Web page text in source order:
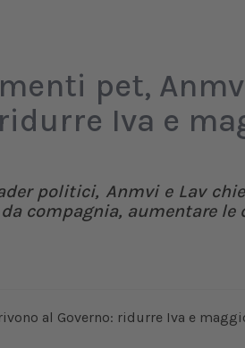
pet,
Iva e
politici, Anmvi e Lav
compagnia, aumentare